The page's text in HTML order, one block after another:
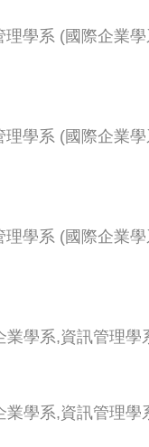
理學系 (國際企業
理學系 (國際企業
理學系 (國際企業
業學系,資訊管理學
業學系,資訊管理學